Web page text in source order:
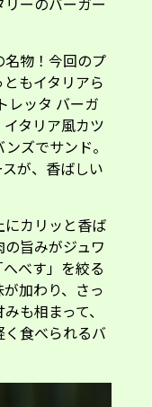
物！今回のプ
レッタ バーガ
タリア風カツ
ズでサンド。
が、香ばしい
カリッと香ば
べす」を絞る
加わり、さっ
も相まって、
食べられるバ